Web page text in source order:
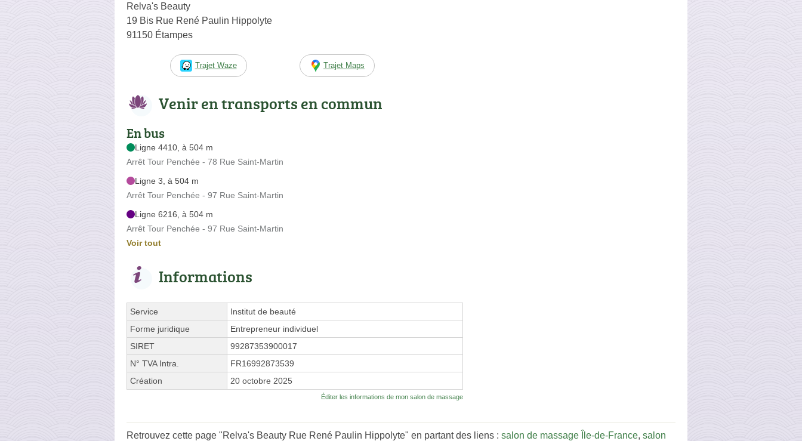
Relva's Beauty
19 Bis Rue René Paulin Hippolyte
91150 Étampes
Trajet Waze Trajet Maps
Venir en transports en commun
En bus
Ligne 4410, à 504 m
Arrêt Tour Penchée - 78 Rue Saint-Martin
Ligne 3, à 504 m
Arrêt Tour Penchée - 97 Rue Saint-Martin
Ligne 6216, à 504 m
Arrêt Tour Penchée - 97 Rue Saint-Martin
Voir tout
Informations
Service
Institut de beauté
Forme juridique
Entrepreneur individuel
SIRET
99287353900017
N° TVA Intra.
FR16992873539
Création
20 octobre 2025
Éditer les informations de mon salon de massage
Retrouvez cette page "Relva's Beauty Rue René Paulin Hippolyte" en partant des liens : salon de massage Île-de-France, salon